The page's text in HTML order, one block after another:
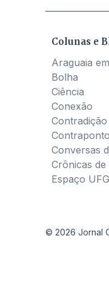
Colunas e
Araguaia
Bolha
Ciência
Conexão
Contradição
Contraponto
Conversas
Crônicas de
Espaço UFG
© 2026 Jornal